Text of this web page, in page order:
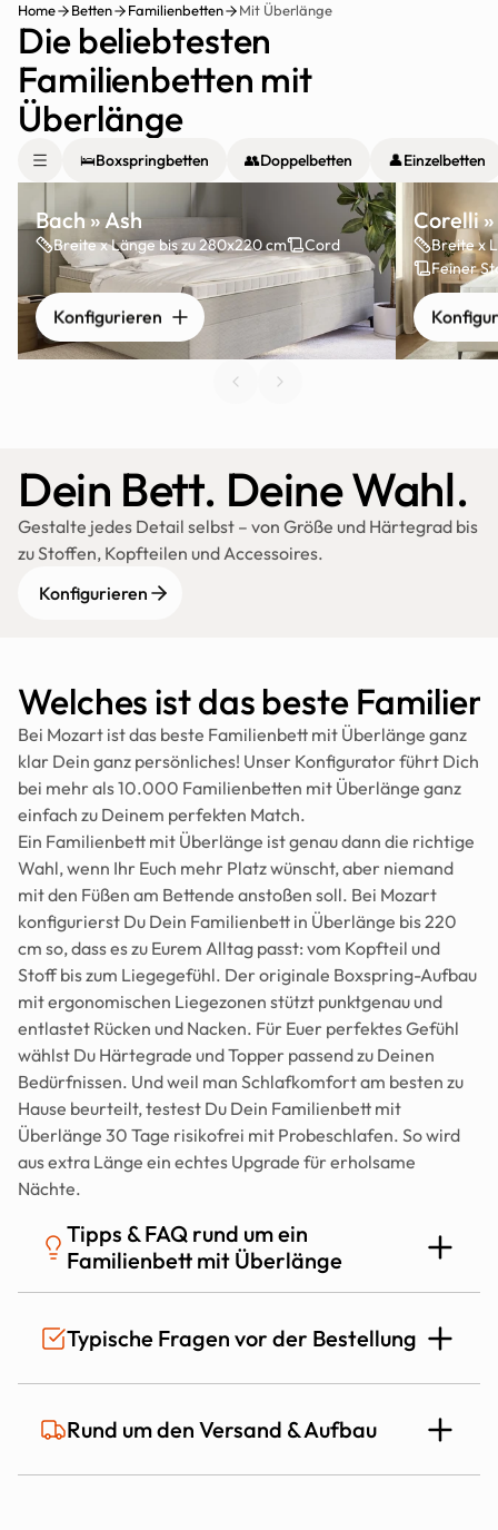
Home Betten Familienbetten Mit Überlänge
Die beliebtesten
Familienbetten mit
Überlänge
🛌Boxspringbetten 👥Doppelbetten 👤Einzelbetten
Bach » Ash
Breite x Länge bis zu 280x220 cm Cord
Konfigurieren
Corelli
Breite x
Feiner
Dein Bett. Deine Wahl.
Gestalte jedes Detail selbst – von Größe und Härtegrad bis
zu Stoffen, Kopfteilen und Accessoires.
Konfigurieren
Welches ist das beste
Bei Mozart ist das beste Familienbett mit Überlänge ganz
klar Dein ganz persönliches! Unser Konfigurator führt Dich
bei mehr als 10.000 Familienbetten mit Überlänge ganz
einfach zu Deinem perfekten Match.
Ein Familienbett mit Überlänge ist genau dann die richtige
Wahl, wenn Ihr Euch mehr Platz wünscht, aber niemand
mit den Füßen am Bettende anstoßen soll. Bei Mozart
konfigurierst Du Dein Familienbett in Überlänge bis 220
cm so, dass es zu Eurem Alltag passt: vom Kopfteil und
Stoff bis zum Liegegefühl. Der originale Boxspring-Aufbau
mit ergonomischen Liegezonen stützt punktgenau und
entlastet Rücken und Nacken. Für Euer perfektes Gefühl
wählst Du Härtegrade und Topper passend zu Deinen
Bedürfnissen. Und weil man Schlafkomfort am besten zu
Hause beurteilt, testest Du Dein Familienbett mit
Überlänge 30 Tage risikofrei mit Probeschlafen. So wird
aus extra Länge ein echtes Upgrade für erholsame
Nächte.
Tipps & FAQ rund um ein
Familienbett mit Überlänge
Für wen lohnt sich ein Familienbett mit
Überlänge besonders?
Ein Familienbett mit Überlänge lohnt sich vor allem, wenn
mindestens eine Person groß ist, Ihr Euch nachts viel
Typische Fragen vor der Bestellung
Ist das Mozart Bett auch für Allergiker
Rund um den Versand & Aufbau